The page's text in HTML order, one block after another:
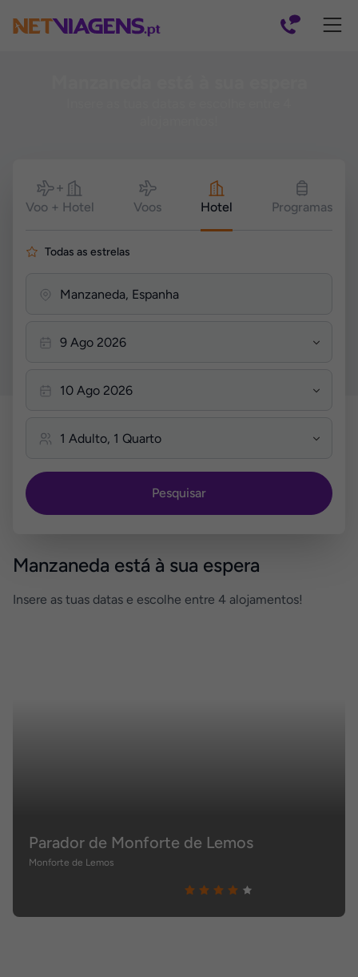
Pesquisar
Voo + Hotel Voos Hotel Programas
Todas as estrelas
Pesquisar
Manzaneda está à sua espera
Insere as tuas datas e escolhe entre 4 alojamentos!
Parador de Monforte de Lemos
Monforte de Lemos